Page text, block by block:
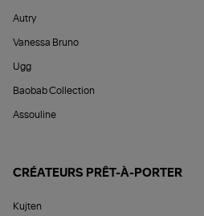
Autry
Vanessa Bruno
Ugg
Baobab Collection
Assouline
CRÉATEURS PRÊT-À-PORTER
Kujten